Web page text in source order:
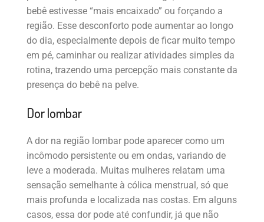
bebê estivesse “mais encaixado” ou forçando a
região. Esse desconforto pode aumentar ao longo
do dia, especialmente depois de ficar muito tempo
em pé, caminhar ou realizar atividades simples da
rotina, trazendo uma percepção mais constante da
presença do bebê na pelve.
Dor lombar
A dor na região lombar pode aparecer como um
incômodo persistente ou em ondas, variando de
leve a moderada. Muitas mulheres relatam uma
sensação semelhante à cólica menstrual, só que
mais profunda e localizada nas costas. Em alguns
casos, essa dor pode até confundir, já que não